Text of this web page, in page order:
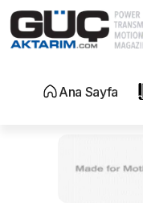
Ana Sayfa